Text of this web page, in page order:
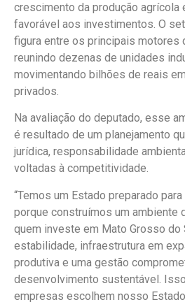
crescimento da produção agrícola
favorável aos investimentos. O
figura entre os principais motores
reunindo dezenas de unidades
movimentando bilhões de reais
privados.
Na avaliação do deputado, esse
é resultado de um planejamento
jurídica, responsabilidade
voltadas à competitividade.
“Temos um Estado preparado
porque construímos um ambiente
quem investe em Mato Grosso do
estabilidade, infraestrutura em
produtiva e uma gestão
desenvolvimento sustentável.
empresas escolhem nosso